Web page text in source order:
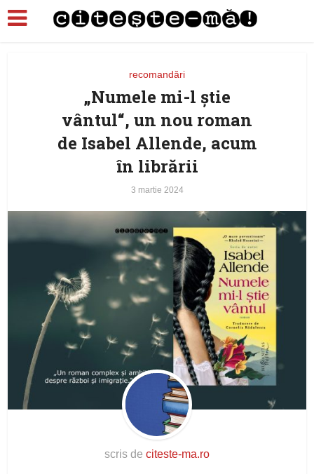
recomandări
„Numele mi-l știe
vântul“, un nou roman
de Isabel Allende, acum
în librării
3 martie 2024
scris de citeste-ma.ro